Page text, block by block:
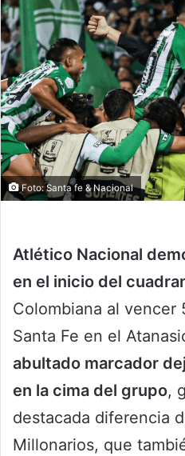
Foto: Santa fe & Nacional
Atlético Nacional
en el inicio del
Colombiana al
Santa Fe en el
abultado marcador
en la cima del grupo,
destacada diferencia
Millonarios, que